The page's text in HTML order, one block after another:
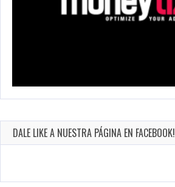
DALE LIKE A NUESTRA PÁGINA EN FACEBOOK!